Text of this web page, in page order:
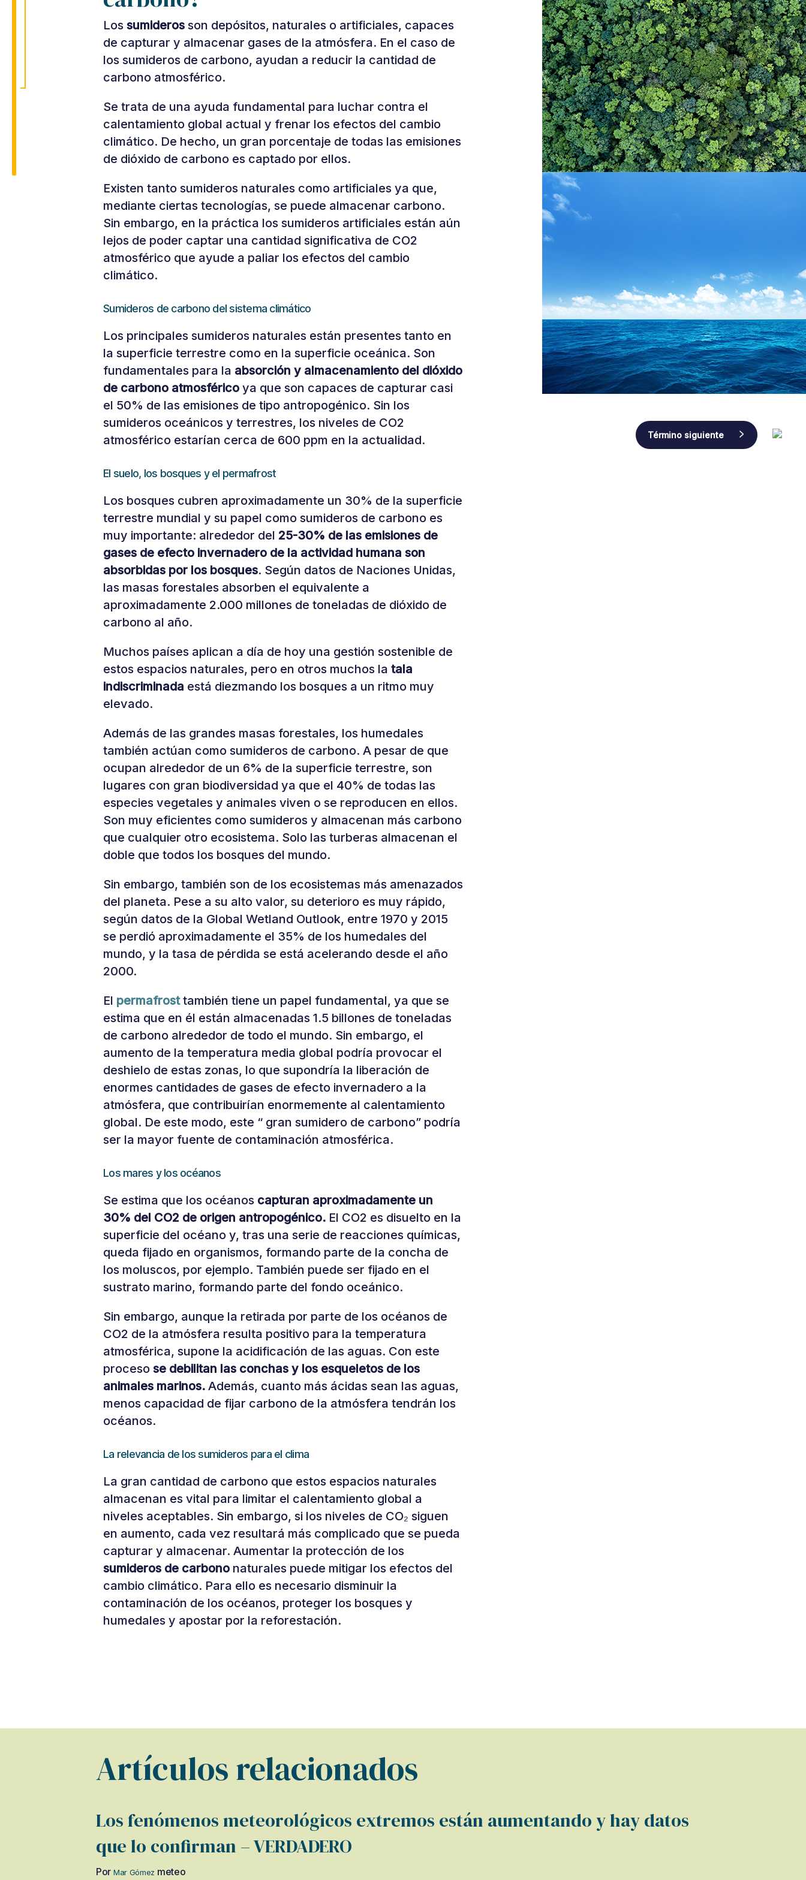
Navegación
Término siguiente
Los sumideros son depósitos, naturales o artificiales, capaces
de capturar y almacenar gases de la atmósfera. En el caso de
los sumideros de carbono, ayudan a reducir la cantidad de
carbono atmosférico.
Se trata de una ayuda fundamental para luchar contra el
calentamiento global actual y frenar los efectos del cambio
climático. De hecho, un gran porcentaje de todas las emisiones
de dióxido de carbono es captado por ellos.
Existen tanto sumideros naturales como artificiales ya que,
mediante ciertas tecnologías, se puede almacenar carbono.
Sin embargo, en la práctica los sumideros artificiales están aún
lejos de poder captar una cantidad significativa de CO2
atmosférico que ayude a paliar los efectos del cambio
climático.
Sumideros de carbono del sistema climático
Los principales sumideros naturales están presentes tanto en
la superficie terrestre como en la superficie oceánica. Son
fundamentales para la absorción y almacenamiento del dióxido
de carbono atmosférico ya que son capaces de capturar casi
el 50% de las emisiones de tipo antropogénico. Sin los
sumideros oceánicos y terrestres, los niveles de CO2
atmosférico estarían cerca de 600 ppm en la actualidad.
El suelo, los bosques y el permafrost
Los bosques cubren aproximadamente un 30% de la superficie
terrestre mundial y su papel como sumideros de carbono es
muy importante: alrededor del 25-30% de las emisiones de
gases de efecto invernadero de la actividad humana son
absorbidas por los bosques. Según datos de Naciones Unidas,
las masas forestales absorben el equivalente a
aproximadamente 2.000 millones de toneladas de dióxido de
carbono al año.
Muchos países aplican a día de hoy una gestión sostenible de
estos espacios naturales, pero en otros muchos la tala
indiscriminada está diezmando los bosques a un ritmo muy
elevado.
Además de las grandes masas forestales, los humedales
también actúan como sumideros de carbono. A pesar de que
ocupan alrededor de un 6% de la superficie terrestre, son
lugares con gran biodiversidad ya que el 40% de todas las
especies vegetales y animales viven o se reproducen en ellos.
Son muy eficientes como sumideros y almacenan más carbono
que cualquier otro ecosistema. Solo las turberas almacenan el
doble que todos los bosques del mundo.
Sin embargo, también son de los ecosistemas más amenazados
del planeta. Pese a su alto valor, su deterioro es muy rápido,
según datos de la Global Wetland Outlook, entre 1970 y 2015
se perdió aproximadamente el 35% de los humedales del
mundo, y la tasa de pérdida se está acelerando desde el año
2000.
El permafrosttambién tiene un papel fundamental, ya que se
estima que en él están almacenadas 1.5 billones de toneladas
de carbono alrededor de todo el mundo. Sin embargo, el
aumento de la temperatura media global podría provocar el
deshielo de estas zonas, lo que supondría la liberación de
enormes cantidades de gases de efecto invernadero a la
atmósfera, que contribuirían enormemente al calentamiento
global. De este modo, este “ gran sumidero de carbono” podría
ser la mayor fuente de contaminación atmosférica.
Los mares y los océanos
Se estima que los océanos capturan aproximadamente un
30% del CO2 de origen antropogénico. El CO2 es disuelto en la
superficie del océano y, tras una serie de reacciones químicas,
queda fijado en organismos, formando parte de la concha de
los moluscos, por ejemplo. También puede ser fijado en el
sustrato marino, formando parte del fondo oceánico.
Sin embargo, aunque la retirada por parte de los océanos de
CO2 de la atmósfera resulta positivo para la temperatura
atmosférica, supone la acidificación de las aguas. Con este
proceso se debilitan las conchas y los esqueletos de los
animales marinos. Además, cuanto más ácidas sean las aguas,
menos capacidad de fijar carbono de la atmósfera tendrán los
océanos.
La relevancia de los sumideros para el clima
La gran cantidad de carbono que estos espacios naturales
almacenan es vital para limitar el calentamiento global a
niveles aceptables. Sin embargo, si los niveles de CO₂ siguen
en aumento, cada vez resultará más complicado que se pueda
capturar y almacenar. Aumentar la protección de los
sumideros de carbono naturales puede mitigar los efectos del
cambio climático. Para ello es necesario disminuir la
contaminación de los océanos, proteger los bosques y
humedales y apostar por la reforestación.
Artículos relacionados
Los fenómenos meteorológicos extremos están aumentando y hay datos
que lo confirman – VERDADERO
Por Mar Gómez meteo